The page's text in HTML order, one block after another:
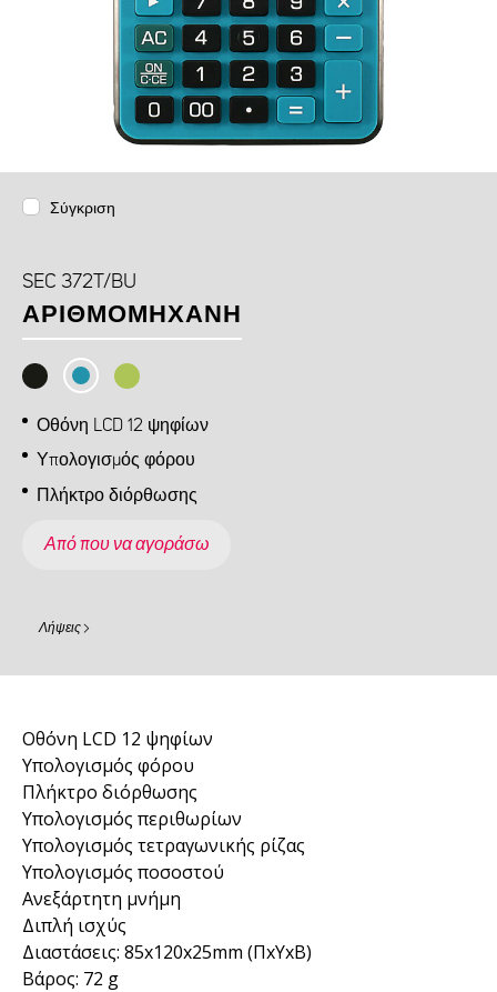
Σύγκριση
SEC 372T/BU
ΑΡΙΘΜΟΜΗΧΑΝΉ
Οθόνη LCD 12 ψηφίων
Υπολογισμός φόρου
Πλήκτρο διόρθωσης
Από που να αγοράσω
Λήψεις
Οθόνη LCD 12 ψηφίων
Υπολογισμός φόρου
Πλήκτρο διόρθωσης
Υπολογισμός περιθωρίων
Υπολογισμός τετραγωνικής ρίζας
Υπολογισμός ποσοστού
Ανεξάρτητη μνήμη
Διπλή ισχύς
Διαστάσεις: 85x120x25mm (ΠxΥxΒ)
Βάρος: 72 g